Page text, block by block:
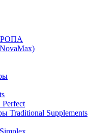
Traditional Supplements